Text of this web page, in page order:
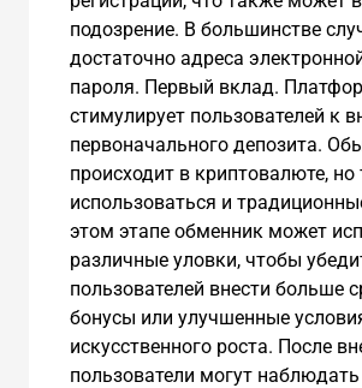
подозрение. В большинстве
достаточно адреса
пароля. Первый вклад.
стимулирует пользователей к
первоначального депозита.
происходит в криптовалюте,
использоваться и
этом этапе обменник может
различные уловки, чтобы
пользователей внести больше
бонусы или улучшенные
искусственного роста. После
пользователи могут